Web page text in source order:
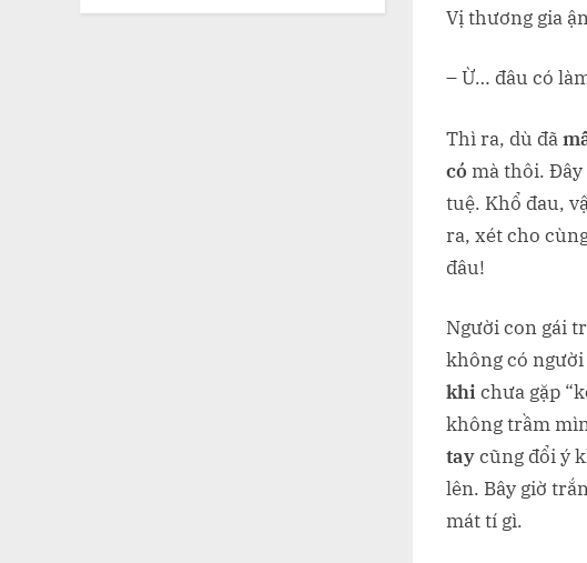
Vị thương gia
– Ừ… đâu có
Thì ra, dù đã
có mà thôi.
tuệ. Khổ đau,
ra, xét cho
đâu!
Người con gái
không có
khi chưa gặp
không trầm
taycũng đổi ý
lên. Bây giờ
mát tí gì.